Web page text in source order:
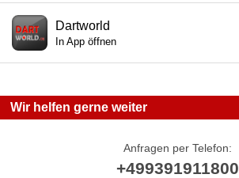
Dartworld
In App öffnen
Wir helfen gerne weiter
Anfragen per Telefon:
+499391911800